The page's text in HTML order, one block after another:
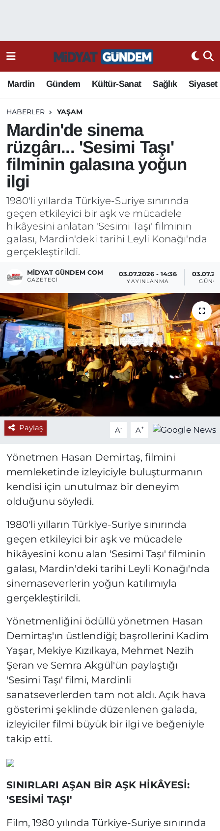
Mardin Gündem Kültür-Sanat Sağlık Siyaset
HABERLER YAŞAM
Mardin'de sinema
rüzgârı... 'Sesimi Taşı'
filminin galasına yoğun
ilgi
1980'li yıllarda Türkiye-Suriye sınırında
geçen etkileyici bir aşk ve mücadele
hikâyesini anlatan 'Sesimi Taşı' filminin
galası, Mardin'deki tarihi Leyli Konağı'nda
gerçekleştirildi.
MIDYAT GÜNDEM COM
GAZETECI
03.07.2026 - 14:36
YAYINLANMA
Paylaş A- A+
Yönetmen Hasan Demirtaş, filmini
memleketinde izleyiciyle buluşturmanın
kendisi için unutulmaz bir deneyim
olduğunu söyledi.
1980'li yılların Türkiye-Suriye sınırında
geçen etkileyici bir aşk ve mücadele
hikâyesini konu alan 'Sesimi Taşı' filminin
galası, Mardin'deki tarihi Leyli Konağı'nda
sinemaseverlerin yoğun katılımıyla
gerçekleştirildi.
Yönetmenliğini ödüllü yönetmen Hasan
Demirtaş'ın üstlendiği; başrollerini Kadim
Yaşar, Mekiye Kızılkaya, Mehmet Nezih
Şeran ve Semra Akgül'ün paylaştığı
'Sesimi Taşı' filmi, Mardinli
sanatseverlerden tam not aldı. Açık hava
gösterimi şeklinde düzenlenen galada,
izleyiciler filmi büyük bir ilgi ve beğeniyle
takip etti.
SINIRLARI AŞAN BİR AŞK HİKÂYESİ:
'SESİMİ TAŞI'
Film, 1980 yılında Türkiye-Suriye sınırında